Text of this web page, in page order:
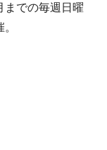
までの毎週日曜